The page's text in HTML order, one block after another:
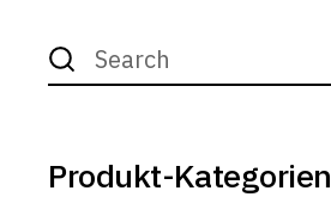
Search
for:
Produkt-Kategorien